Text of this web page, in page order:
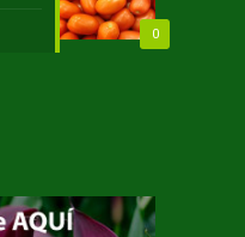
0